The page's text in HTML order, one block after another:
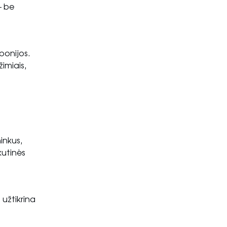
be
užtikrina